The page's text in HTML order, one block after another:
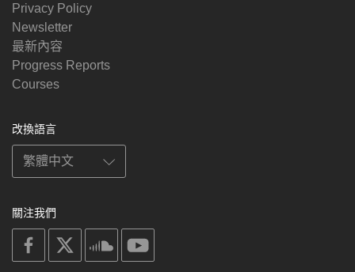
Privacy Policy
Newsletter
最新內容
Progress Reports
Courses
改換語言
關注我們
on
facebook
soundcloud